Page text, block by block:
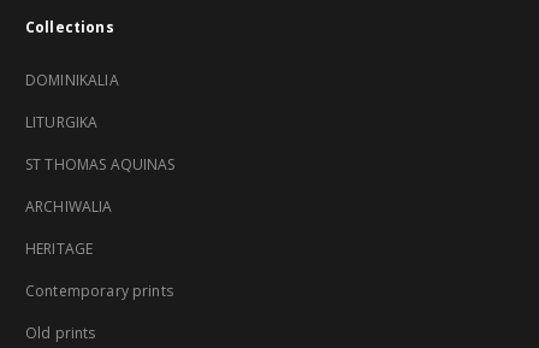
Collections
DOMINIKALIA
LITURGIKA
ST THOMAS AQUINAS
ARCHIWALIA
HERITAGE
Contemporary prints
Old prints